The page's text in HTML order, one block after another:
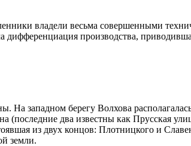
владели весьма совершенными
дифференциация производства,
западном берегу Волхова
(последние два известны как Прусская
из двух концов: Плотниц­кого и
земли.